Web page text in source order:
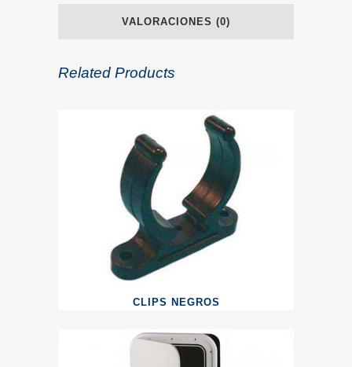
VALORACIONES (0)
Related Products
CLIPS NEGROS